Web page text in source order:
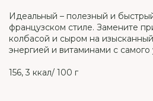
Идеальный – полезный и
французском стиле. Замените
колбасой и сыром на
энергией и витаминами с самого
156, 3 ккал/ 100 г